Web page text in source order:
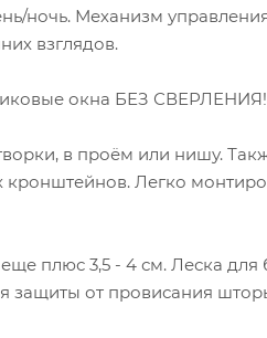
ночь. Механизм
взглядов.
окна БЕЗ СВЕРЛЕНИЯ!
в проём или нишу.
Легко
плюс 3,5 - 4 см. Леска для
защиты от провисания